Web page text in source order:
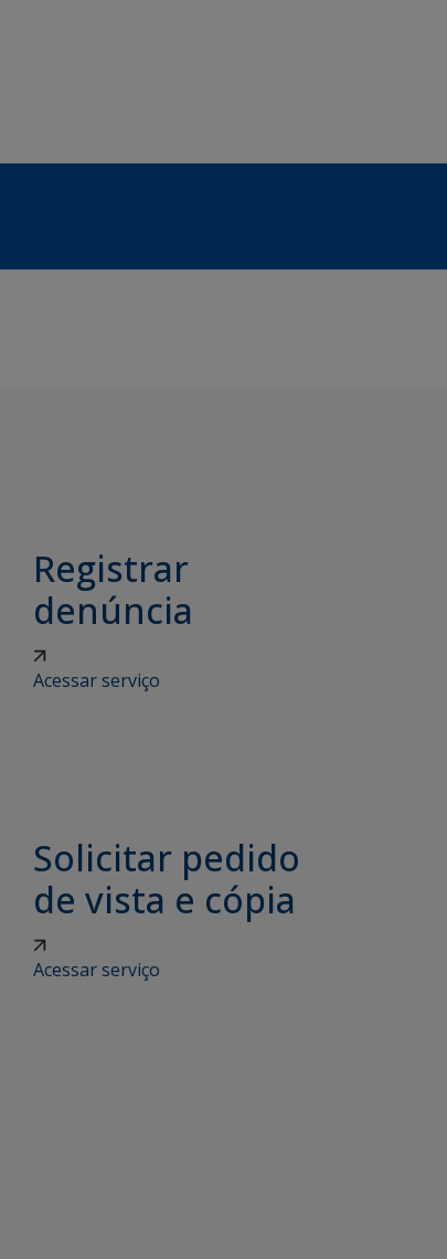
Registrar
denúncia
Acessar serviço
Solicitar pedido
de vista e cópia
Acessar serviço